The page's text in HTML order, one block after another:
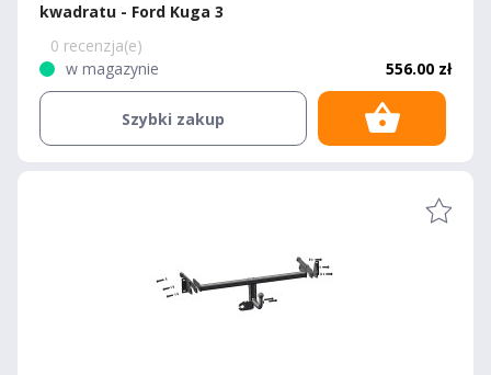
kwadratu - Ford Kuga 3
0 recenzja(e)
w magazynie
556.00 zł
Szybki zakup